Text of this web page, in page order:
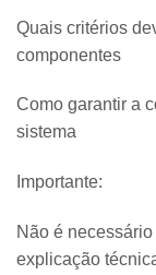
Quais critérios
componentes
Como garantir a
sistema
Importante:
Não é
explicação